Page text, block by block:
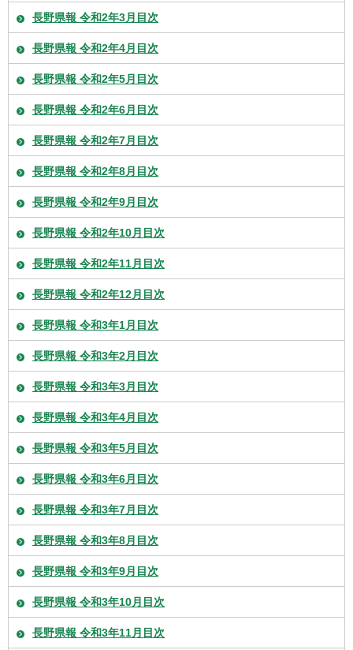
長野県報 令和2年3月目次
長野県報 令和2年4月目次
長野県報 令和2年5月目次
長野県報 令和2年6月目次
長野県報 令和2年7月目次
長野県報 令和2年8月目次
長野県報 令和2年9月目次
長野県報 令和2年10月目次
長野県報 令和2年11月目次
長野県報 令和2年12月目次
長野県報 令和3年1月目次
長野県報 令和3年2月目次
長野県報 令和3年3月目次
長野県報 令和3年4月目次
長野県報 令和3年5月目次
長野県報 令和3年6月目次
長野県報 令和3年7月目次
長野県報 令和3年8月目次
長野県報 令和3年9月目次
長野県報 令和3年10月目次
長野県報 令和3年11月目次